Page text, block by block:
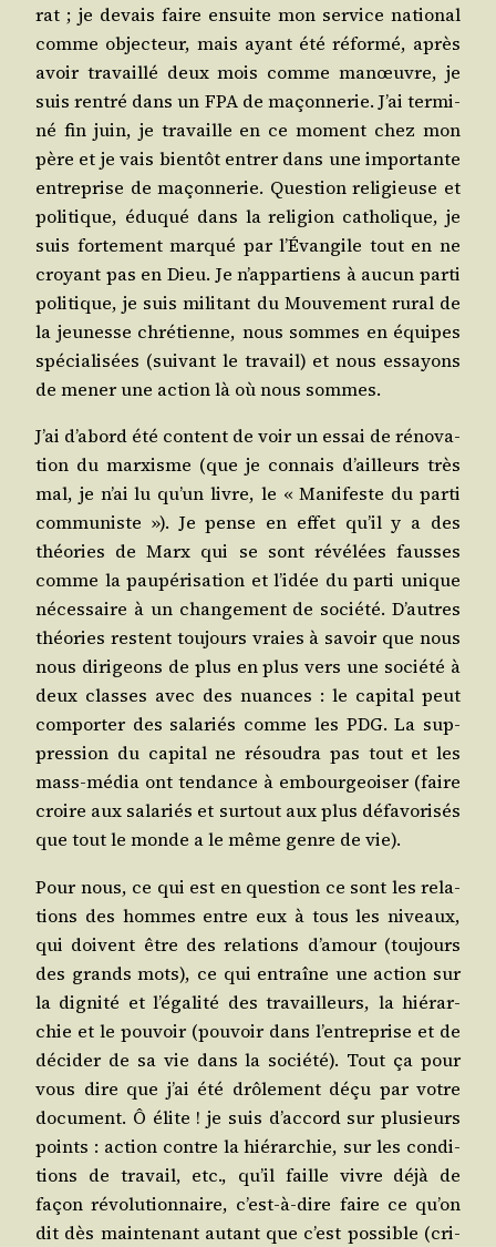
rat ; je devais faire ensuite mon ser­vice natio­nal
comme objec­teur, mais ayant été réfor­mé, après
avoir tra­vaillé deux mois comme manœuvre, je
suis ren­tré dans un FPA de maçon­ne­rie. J’ai ter­mi­
né fin juin, je tra­vaille en ce moment chez mon
père et je vais bien­tôt entrer dans une impor­tante
entre­prise de maçon­ne­rie. Ques­tion reli­gieuse et
poli­tique, édu­qué dans la reli­gion catho­lique, je
suis for­te­ment mar­qué par l’Évangile tout en ne
croyant pas en Dieu. Je n’appartiens à aucun par­ti
poli­tique, je suis mili­tant du Mou­ve­ment rural de
la jeu­nesse chré­tienne, nous sommes en équipes
spé­cia­li­sées (sui­vant le tra­vail) et nous essayons
de mener une action là où nous sommes.
J’ai d’abord été content de voir un essai de réno­va­
tion du mar­xisme (que je connais d’ailleurs très
mal, je n’ai lu qu’un livre, le « Mani­feste du par­ti
com­mu­niste »). Je pense en effet qu’il y a des
théo­ries de Marx qui se sont révé­lées fausses
comme la pau­pé­ri­sa­tion et l’idée du par­ti unique
néces­saire à un chan­ge­ment de socié­té. D’autres
théo­ries res­tent tou­jours vraies à savoir que nous
nous diri­geons de plus en plus vers une socié­té à
deux classes avec des nuances : le capi­tal peut
com­por­ter des sala­riés comme les PDG. La sup­
pres­sion du capi­tal ne résou­dra pas tout et les
mass-média ont ten­dance à embour­geoi­ser (faire
croire aux sala­riés et sur­tout aux plus défa­vo­ri­sés
que tout le monde a le même genre de vie).
Pour nous, ce qui est en ques­tion ce sont les rela­
tions des hommes entre eux à tous les niveaux,
qui doivent être des rela­tions d’amour (tou­jours
des grands mots), ce qui entraîne une action sur
la digni­té et l’égalité des tra­vailleurs, la hié­rar­
chie et le pou­voir (pou­voir dans l’entreprise et de
déci­der de sa vie dans la socié­té). Tout ça pour
vous dire que j’ai été drô­le­ment déçu par votre
docu­ment. Ô élite ! je suis d’accord sur plu­sieurs
points : action contre la hié­rar­chie, sur les condi­
tions de tra­vail, etc., qu’il faille vivre déjà de
façon révo­lu­tion­naire, c’est-à-dire faire ce qu’on
dit dès main­te­nant autant que c’est pos­sible (cri­